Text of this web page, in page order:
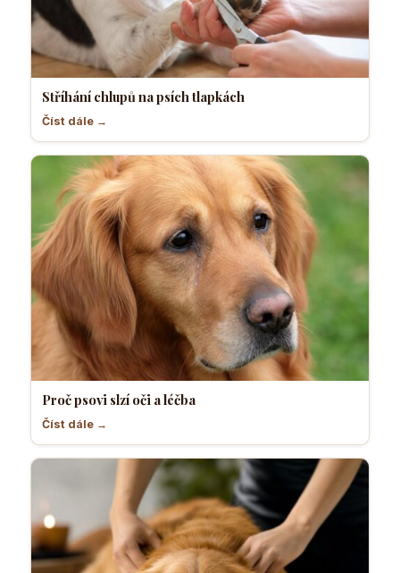
Stříhání chlupů na psích tlapkách
Číst dále →
Proč psovi slzí oči a léčba
Číst dále →